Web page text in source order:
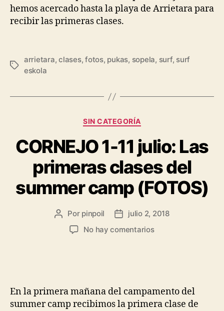
hemos acercado hasta la playa de Arrietara para
recibir las primeras clases.
arrietara,clases,fotos, pukas, sopela, surf, surf
eskola
SIN CATEGORÍA
CORNEJO 1-11 julio: Las
primeras clases del
summer camp (FOTOS)
Por pinpoil
julio 2, 2018
No hay comentarios
En la primera mañana del campamento del
summer camp recibimos la primera clase de